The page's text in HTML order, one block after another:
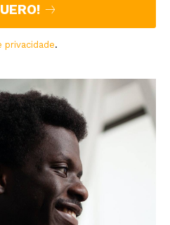
privacidade.